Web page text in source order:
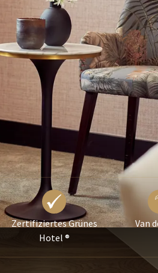
Zertifiziertes Grünes
Hotel ®
Van